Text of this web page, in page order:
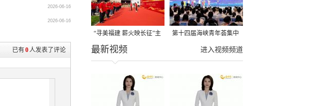
2026-06-16
2026-06-16
已有0人发表了评论
“寻美福建 薪火映长征”主
题活动在龙岩长汀启动
第十四届海峡青年荟集中
阶段活动在福州举行
进入视频频道
最新视频